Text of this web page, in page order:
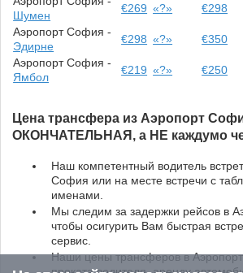
Шумен
€269 «?» €298
Аэропорт София -
Эдирне
€298 «?» €350
Аэропорт София -
Ямбол
€219 «?» €250
Ценa трансферa из Аэропорт
ОКОНЧАТЕЛЬНАЯ, а НЕ каждумо
Наш компетентный водитель
София или на месте встречи с
именами.
Мы следим за задержки рейсов в
чтобы осигурить Вам быстрая
сервис.
Наши цены трансферов в